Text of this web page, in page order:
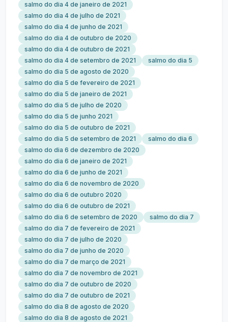
salmo do dia 4 de janeiro de 2021
salmo do dia 4 de julho de 2021
salmo do dia 4 de junho de 2021
salmo do dia 4 de outubro de 2020
salmo do dia 4 de outubro de 2021
salmo do dia 4 de setembro de 2021
salmo do dia 5
salmo do dia 5 de agosto de 2020
salmo do dia 5 de fevereiro de 2021
salmo do dia 5 de janeiro de 2021
salmo do dia 5 de julho de 2020
salmo do dia 5 de junho 2021
salmo do dia 5 de outubro de 2021
salmo do dia 5 de setembro de 2021
salmo do dia 6
salmo do dia 6 de dezembro de 2020
salmo do dia 6 de janeiro de 2021
salmo do dia 6 de junho de 2021
salmo do dia 6 de novembro de 2020
salmo do dia 6 de outubro 2020
salmo do dia 6 de outubro de 2021
salmo do dia 6 de setembro de 2020
salmo do dia 7
salmo do dia 7 de fevereiro de 2021
salmo do dia 7 de julho de 2020
salmo do dia 7 de junho de 2020
salmo do dia 7 de março de 2021
salmo do dia 7 de novembro de 2021
salmo do dia 7 de outubro de 2020
salmo do dia 7 de outubro de 2021
salmo do dia 8 de agosto de 2020
salmo do dia 8 de agosto de 2021